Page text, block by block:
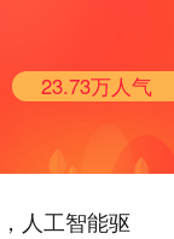
23.73万人气
人工智能驱